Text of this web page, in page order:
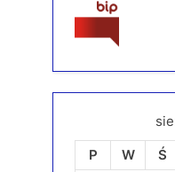
P
W Ś